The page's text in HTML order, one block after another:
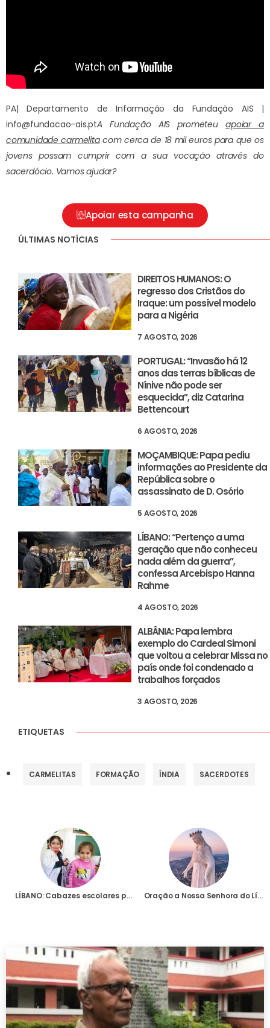
PA| Departamento de Informação da Fundação AIS |
info@fundacao-ais.ptA Fundação AIS prometeuapoiar a
comunidade carmelitacom cerca de 18 mil euros para que os
jovens possam cumprir com a sua vocação através do
sacerdócio. Vamos ajudar?
Apoiar esta campanha
ÚLTIMAS NOTÍCIAS
DIREITOS HUMANOS: O
regresso dos Cristãos do
Iraque: um possível modelo
para a Nigéria
7 AGOSTO, 2026
PORTUGAL: “Invasão há 12
anos das terras bíblicas de
Nínive não pode ser
esquecida”, diz Catarina
Bettencourt
6 AGOSTO, 2026
MOÇAMBIQUE: Papa pediu
informações ao Presidente da
República sobre o
assassinato de D. Osório
5 AGOSTO, 2026
LÍBANO: “Pertenço a uma
geração que não conheceu
nada além da guerra”,
confessa Arcebispo Hanna
Rahme
4 AGOSTO, 2026
ALBÂNIA: Papa lembra
exemplo do Cardeal Simoni
que voltou a celebrar Missa no
país onde foi condenado a
trabalhos forçados
3 AGOSTO, 2026
ETIQUETAS
CARMELITAS FORMAÇÃO ÍNDIA SACERDOTES
LÍBANO: Cabazes escolares para as crianças do Líbano Oração a Nossa Senhora do Líbano